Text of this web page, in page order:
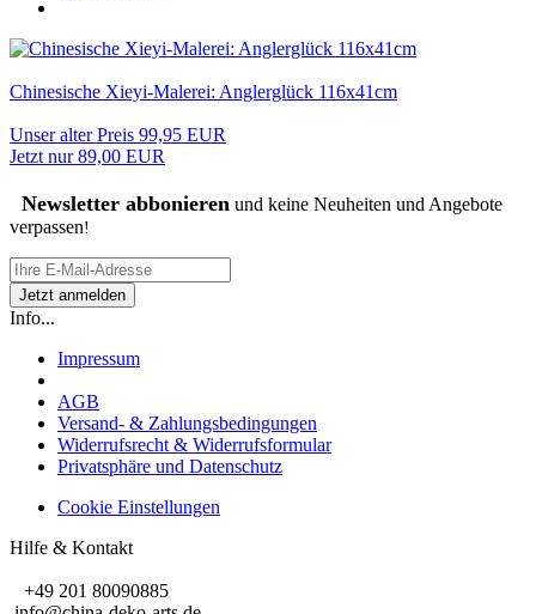
Chinesische Xieyi-Malerei: Anglerglück 116x41cm
Unser alter Preis 99,95 EUR
Jetzt nur 89,00 EUR
Newsletter abbonieren und keine Neuheiten und Angebote
verpassen!
Info...
Impressum
AGB
Versand- & Zahlungsbedingungen
Widerrufsrecht & Widerrufsformular
Privatsphäre und Datenschutz
Cookie Einstellungen
Hilfe & Kontakt
+49 201 80090885